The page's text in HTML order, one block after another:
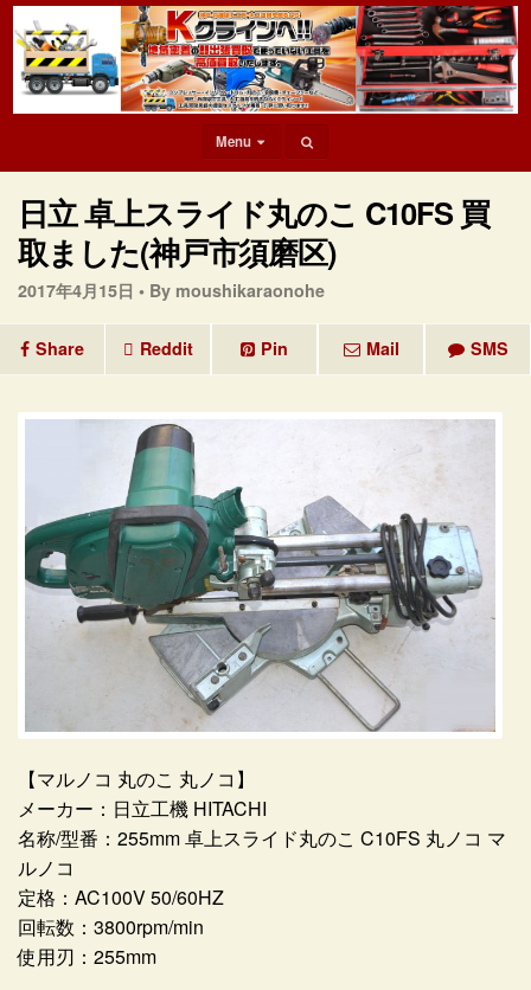
Menu
日立 卓上スライド丸のこ C10FS 買
取ました(神戸市須磨区)
2017年4月15日 • By moushikaraonohe
Share Reddit Pin Mail SMS
【マルノコ 丸のこ 丸ノコ】
メーカー：日立工機 HITACHI
名称/型番：255mm 卓上スライド丸のこ C10FS 丸ノコ マ
ルノコ
定格：AC100V 50/60HZ
回転数：3800rpm/min
使用刃：255mm